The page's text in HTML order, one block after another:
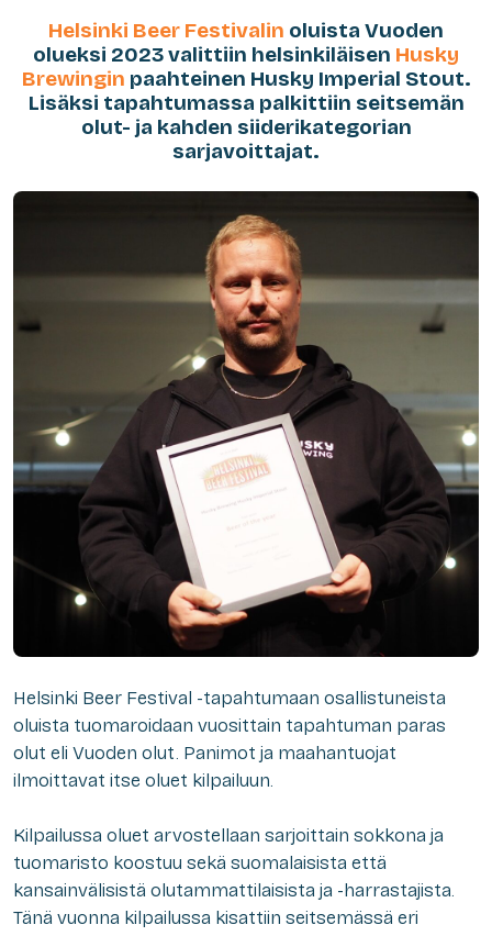
Helsinki Beer Festivalin oluista Vuoden
olueksi 2023 valittiin helsinkiläisen Husky
Brewingin paahteinen Husky Imperial Stout.
Lisäksi tapahtumassa palkittiin seitsemän
olut- ja kahden siiderikategorian
sarjavoittajat.
Helsinki Beer Festival -tapahtumaan osallistuneista
oluista tuomaroidaan vuosittain tapahtuman paras
olut eli Vuoden olut. Panimot ja maahantuojat
ilmoittavat itse oluet kilpailuun.
Kilpailussa oluet arvostellaan sarjoittain sokkona ja
tuomaristo koostuu sekä suomalaisista että
kansainvälisistä olutammattilaisista ja -harrastajista.
Tänä vuonna kilpailussa kisattiin seitsemässä eri